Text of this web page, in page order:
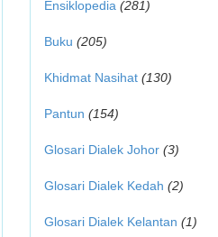
Ensiklopedia (281)
Buku (205)
Khidmat Nasihat (130)
Pantun (154)
Glosari Dialek Johor (3)
Glosari Dialek Kedah (2)
Glosari Dialek Kelantan (1)